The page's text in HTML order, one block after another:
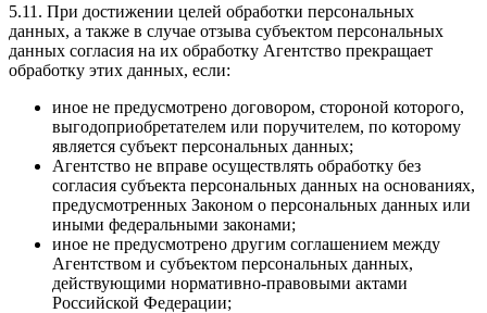
5.11. При достижении целей обработки персональных
данных, а также в случае отзыва субъектом персональных
данных согласия на их обработку Агентство прекращает
обработку этих данных, если:
иное не предусмотрено договором, стороной которого,
выгодоприобретателем или поручителем, по которому
является субъект персональных данных;
Агентство не вправе осуществлять обработку без
согласия субъекта персональных данных на основаниях,
предусмотренных Законом о персональных данных или
иными федеральными законами;
иное не предусмотрено другим соглашением между
Агентством и субъектом персональных данных,
действующими нормативно-правовыми актами
Российской Федерации;